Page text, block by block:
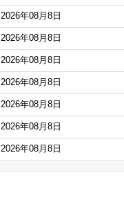
2026年08月8日
2026年08月8日
2026年08月8日
2026年08月8日
2026年08月8日
2026年08月8日
2026年08月8日